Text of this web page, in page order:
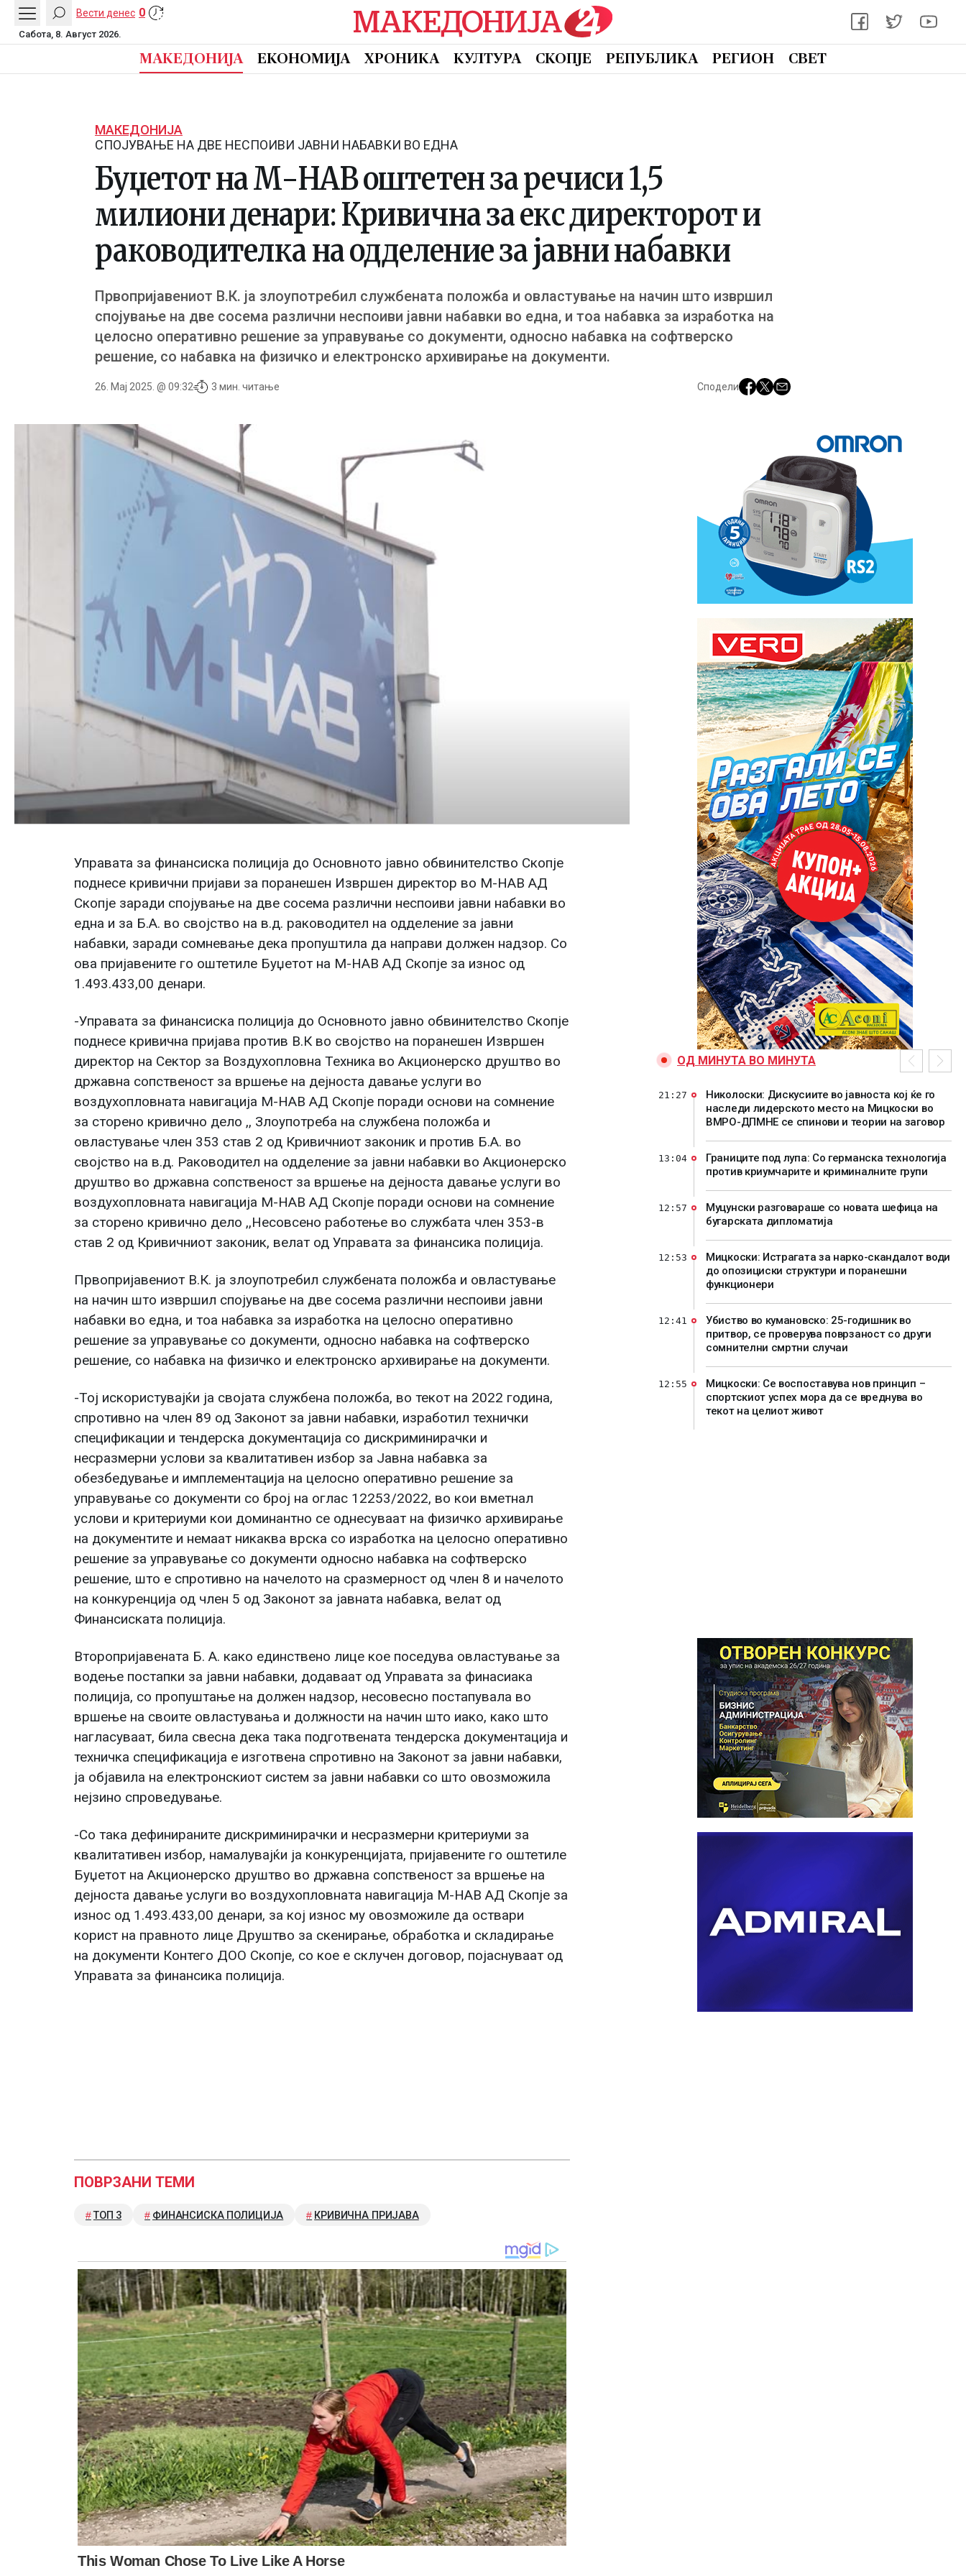
Вести денес 0
Сабота, 8. Август 2026.
МАКЕДОНИЈА ЕКОНОМИЈА ХРОНИКА КУЛТУРА СКОПЈЕ РЕПУБЛИКА РЕГИОН СВЕТ
МАКЕДОНИЈА
СПОЈУВАЊЕ НА ДВЕ НЕСПОИВИ ЈАВНИ НАБАВКИ ВО ЕДНА
Буџетот на М-НАВ оштетен за речиси 1,5
милиони денари: Кривична за екс директорот и
раководителка на одделение за јавни набавки
Првопријавениот В.К. ја злоупотребил службената положба и овластување на начин што извршил
спојување на две сосема различни неспоиви јавни набавки во една, и тоа набавка за изработка на
целосно оперативно решение за управување со документи, односно набавка на софтверско
решение, со набавка на физичко и електронско архивирање на документи.
26. Мај 2025. @ 09:32 3 мин. читање Сподели
Управата за финансиска полиција до Основното јавно обвинителство Скопје
поднесе кривични пријави за поранешен Извршен директор во М-НАВ АД
Скопје заради спојување на две сосема различни неспоиви јавни набавки во
една и за Б.А. во својство на в.д. раководител на одделение за јавни
набавки, заради сомневање дека пропуштила да направи должен надзор. Со
ова пријавените го оштетиле Буџетот на М-НАВ АД Скопје за износ од
1.493.433,00 денари.
-Управата за финансиска полиција до Основното јавно обвинителство Скопје
поднесе кривична пријава против В.К во својство на поранешен Извршен
директор на Сектор за Воздухопловна Техника во Акционерско друштво во
државна сопственост за вршење на дејноста давање услуги во
воздухопловната навигација М-НАВ АД Скопје поради основи на сомнение
за сторено кривично дело ,, Злоупотреба на службена положба и
овластување член 353 став 2 од Кривичниот законик и против Б.А. во
својство на в.д. Раководител на одделение за јавни набавки во Акционерско
друштво во државна сопственост за вршење на дејноста давање услуги во
воздухопловната навигација М-НАВ АД Скопје поради основи на сомнение
за сторено кривично дело ,,Несовсено работење во службата член 353-в
став 2 од Кривичниот законик, велат од Управата за финансика полиција.
Првопријавениот В.К. ја злоупотребил службената положба и овластување
на начин што извршил спојување на две сосема различни неспоиви јавни
набавки во една, и тоа набавка за изработка на целосно оперативно
решение за управување со документи, односно набавка на софтверско
решение, со набавка на физичко и електронско архивирање на документи.
-Тој искористувајќи ја својата службена положба, во текот на 2022 година,
спротивно на член 89 од Законот за јавни набавки, изработил технички
спецификации и тендерска документација со дискриминирачки и
несразмерни услови за квалитативен избор за Јавна набавка за
обезбедување и имплементација на целосно оперативно решение за
управување со документи со број на оглас 12253/2022, во кои вметнал
услови и критериуми кои доминантно се однесуваат на физичко архивирање
на документите и немаат никаква врска со изработка на целосно оперативно
решение за управување со документи односно набавка на софтверско
решение, што е спротивно на начелото на сразмерност од член 8 и начелото
на конкуренција од член 5 од Законот за јавната набавка, велат од
Финансиската полиција.
Второпријавената Б. А. како единствено лице кое поседува овластување за
водење постапки за јавни набавки, додаваат од Управата за финасиака
полиција, со пропуштање на должен надзор, несовесно постапувала во
вршење на своите овластувања и должности на начин што иако, како што
нагласуваат, била свесна дека така подготвената тендерска документација и
техничка спецификација е изготвена спротивно на Законот за јавни набавки,
ја објавила на електронскиот систем за јавни набавки со што овозможила
нејзино спроведување.
-Со така дефинираните дискриминирачки и несразмерни критериуми за
квалитативен избор, намалувајќи ја конкуренцијата, пријавените го оштетиле
Буџетот на Акционерско друштво во државна сопственост за вршење на
дејноста давање услуги во воздухопловната навигација М-НАВ АД Скопје за
износ од 1.493.433,00 денари, за кој износ му овозможиле да оствари
корист на правното лице Друштво за скенирање, обработка и складирање
на документи Контего ДОО Скопје, со кое е склучен договор, појаснуваат од
Управата за финансика полиција.
ПОВРЗАНИ ТЕМИ
ТОП 3 ФИНАНСИСКА ПОЛИЦИЈА КРИВИЧНА ПРИЈАВА
ОД МИНУТА ВО МИНУТА
Николоски: Дискусиите во јавноста кој ќе го
наследи лидерското место на Мицкоски во
ВМРО-ДПМНЕ се спинови и теории на заговор
21:27
Границите под лупа: Со германска технологија
против криумчарите и криминалните групи
13:04
Муцунски разговараше со новата шефица на
бугарската дипломатија
12:57
Мицкоски: Истрагата за нарко-скандалот води
до опозициски структури и поранешни
функционери
12:53
Убиство во кумановско: 25-годишник во
притвор, се проверува поврзаност со други
сомнителни смртни случаи
12:41
Мицкоски: Се воспоставува нов принцип –
спортскиот успех мора да се вреднува во
текот на целиот живот
12:55